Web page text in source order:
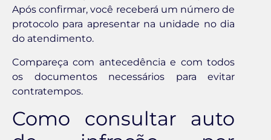
Após confirmar, você receberá um número de
protocolo para apresentar na unidade no dia
do atendimento.
Compareça com antecedência e com todos
os documentos necessários para evitar
contratempos.
Como consultar auto